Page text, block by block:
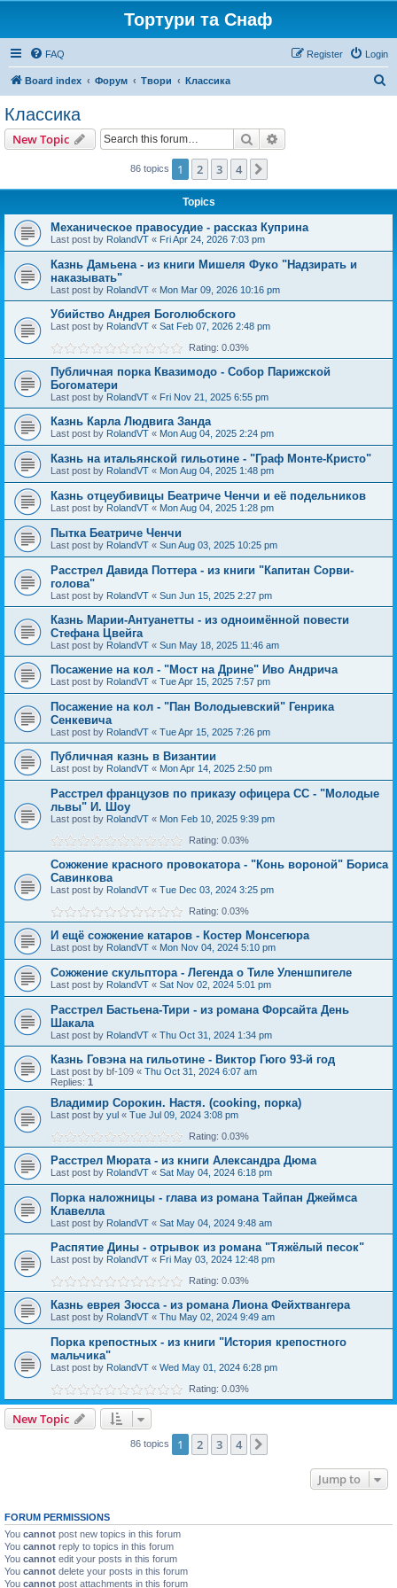
Тортури та Снаф
FAQ Login
Register
Board index Форум Твори Классика
Классика
New Topic Search
86 topics 1 2 3 4
Topics
Механическое правосудие - рассказ Куприна
Last post by RolandVT « Fri Apr 24, 2026 7:03 pm
Казнь Дамьена - из книги Мишеля Фуко "Надзирать и
наказывать"
Last post by RolandVT « Mon Mar 09, 2026 10:16 pm
Убийство Андрея Боголюбского
Last post by RolandVT « Sat Feb 07, 2026 2:48 pm
Rating: 0.03%
Публичная порка Квазимодо - Собор Парижской
Богоматери
Last post by RolandVT « Fri Nov 21, 2025 6:55 pm
Казнь Карла Людвига Занда
Last post by RolandVT « Mon Aug 04, 2025 2:24 pm
Казнь на итальянской гильотине - "Граф Монте-Кристо"
Last post by RolandVT « Mon Aug 04, 2025 1:48 pm
Казнь отцеубивицы Беатриче Ченчи и её подельников
Last post by RolandVT « Mon Aug 04, 2025 1:28 pm
Пытка Беатриче Ченчи
Last post by RolandVT « Sun Aug 03, 2025 10:25 pm
Расстрел Давида Поттера - из книги "Капитан Сорви-
голова"
Last post by RolandVT « Sun Jun 15, 2025 2:27 pm
Казнь Марии-Антуанетты - из одноимённой повести
Стефана Цвейга
Last post by RolandVT « Sun May 18, 2025 11:46 am
Посажение на кол - "Мост на Дрине" Иво Андрича
Last post by RolandVT « Tue Apr 15, 2025 7:57 pm
Посажение на кол - "Пан Володыевский" Генрика
Сенкевича
Last post by RolandVT « Tue Apr 15, 2025 7:26 pm
Публичная казнь в Византии
Last post by RolandVT « Mon Apr 14, 2025 2:50 pm
Расстрел французов по приказу офицера СС - "Молодые
львы" И. Шоу
Last post by RolandVT « Mon Feb 10, 2025 9:39 pm
Rating: 0.03%
Сожжение красного провокатора - "Конь вороной" Бориса
Савинкова
Last post by RolandVT « Tue Dec 03, 2024 3:25 pm
Rating: 0.03%
И ещё сожжение катаров - Костер Монсегюра
Last post by RolandVT « Mon Nov 04, 2024 5:10 pm
Сожжение скульптора - Легенда о Тиле Уленшпигеле
Last post by RolandVT « Sat Nov 02, 2024 5:01 pm
Расстрел Бастьена-Тири - из романа Форсайта День
Шакала
Last post by RolandVT « Thu Oct 31, 2024 1:34 pm
Казнь Говэна на гильотине - Виктор Гюго 93-й год
Last post by bf-109 « Thu Oct 31, 2024 6:07 am
Replies: 1
Владимир Сорокин. Настя. (cooking, порка)
Last post by yul « Tue Jul 09, 2024 3:08 pm
Rating: 0.03%
Расстрел Мюрата - из книги Александра Дюма
Last post by RolandVT « Sat May 04, 2024 6:18 pm
Порка наложницы - глава из романа Тайпан Джеймса
Клавелла
Last post by RolandVT « Sat May 04, 2024 9:48 am
Распятие Дины - отрывок из романа "Тяжёлый песок"
Last post by RolandVT « Fri May 03, 2024 12:48 pm
Rating: 0.03%
Казнь еврея Зюсса - из романа Лиона Фейхтвангера
Last post by RolandVT « Thu May 02, 2024 9:49 am
Порка крепостных - из книги "История крепостного
мальчика"
Last post by RolandVT « Wed May 01, 2024 6:28 pm
Rating: 0.03%
New Topic
86 topics 1 2 3 4
Jump to
FORUM PERMISSIONS
You cannot post new topics in this forum
You cannot reply to topics in this forum
You cannot edit your posts in this forum
You cannot delete your posts in this forum
You cannot post attachments in this forum